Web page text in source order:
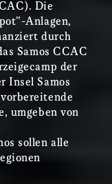
Die
Anlagen,
durch
Samos CCAC
der
Insel Samos
umgeben von
sollen alle